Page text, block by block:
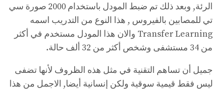
الرئة, وبعد ذلك تم ضبط المودل باستخدام 2000 صورة سي
تي للمصابين بالفيروس , هذا النوع من التدريب اسمه
Transfer Learning والان هذا المودل مستخدم في أكثر
من 34 مستشفى وشخص أكثر من 32 ألف حالة.
جميل أن تساهم التقنية في مثل هذه الظروف لأنها تضفى
ليس فقط قيمية سوقية ولكن إنسانية أيضا, الاجمل من هذا